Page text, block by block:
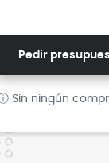
Pedir
Sin ningún